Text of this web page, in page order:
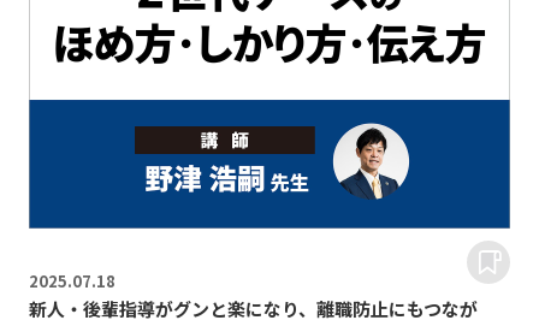
2025.07.18
新人・後輩指導がグンと楽になり、離職防止にもつなが